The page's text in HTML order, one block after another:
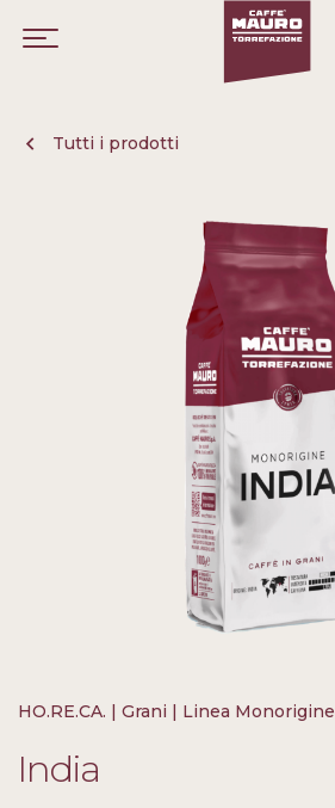
Tutti i prodotti
HO.RE.CA. | Grani | Linea Monorigine
India